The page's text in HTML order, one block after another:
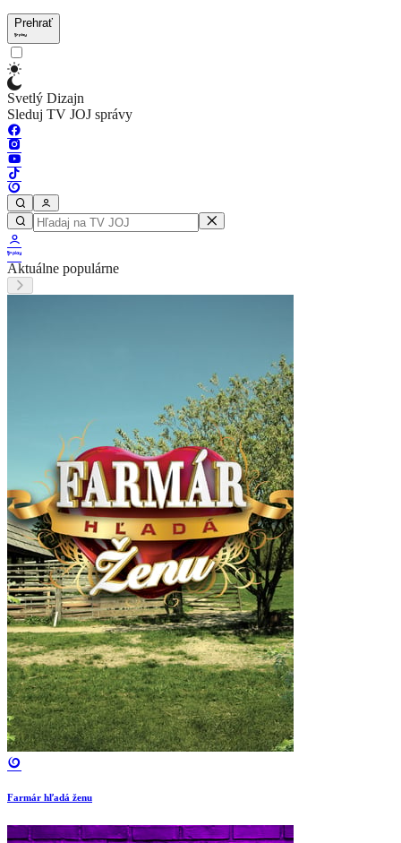
Prehrať
Svetlý Dizajn
Sleduj TV JOJ správy
Aktuálne populárne
Farmár hľadá ženu